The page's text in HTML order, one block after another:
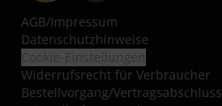
AGB/Impressum
Datenschutzhinweise
Widerrufsrecht für Verbraucher
Bestellvorgang/Vertragsabschluss